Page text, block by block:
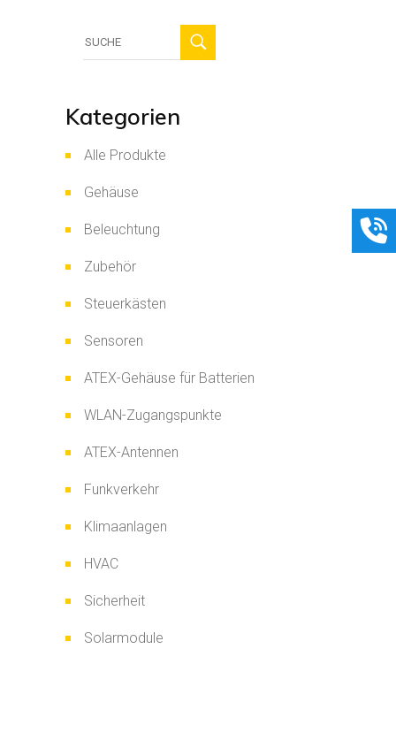
Kategorien
Alle Produkte
Gehäuse
Beleuchtung
Zubehör
Steuerkästen
Sensoren
ATEX-Gehäuse für Batterien
WLAN-Zugangspunkte
ATEX-Antennen
Funkverkehr
Klimaanlagen
HVAC
Sicherheit
Solarmodule